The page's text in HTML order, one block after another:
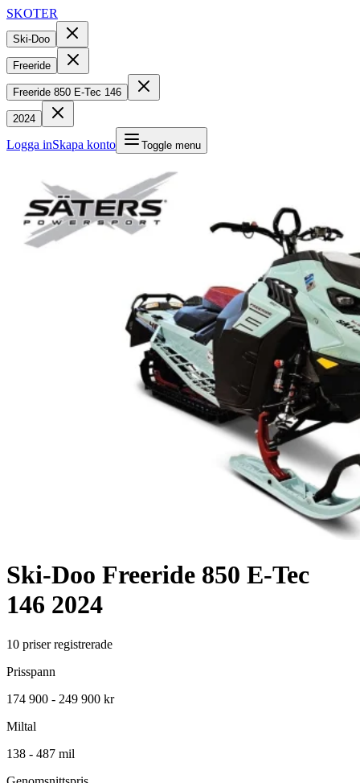
SKOTER
Ski-Doo
Freeride
Freeride 850 E-Tec 146
2024
Logga inSkapa konto Toggle menu
Ski-Doo Freeride 850 E-Tec
146 2024
10 priser registrerade
Prisspann
174 900 - 249 900 kr
Miltal
138 - 487 mil